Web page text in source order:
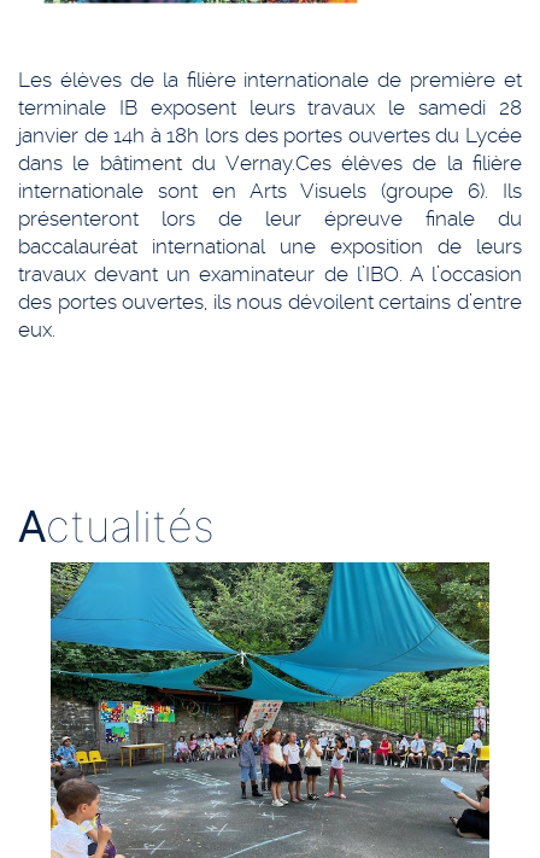
Les élèves de la filière internationale de première et
terminale IB exposent leurs travaux le samedi 28
janvier de 14h à 18h lors des portes ouvertes du Lycée
dans le bâtiment du Vernay.Ces élèves de la filière
internationale sont en Arts Visuels (groupe 6). Ils
présenteront lors de leur épreuve finale du
baccalauréat international une exposition de leurs
travaux devant un examinateur de l’IBO. A l’occasion
des portes ouvertes, ils nous dévoilent certains d’entre
eux.
Actualités